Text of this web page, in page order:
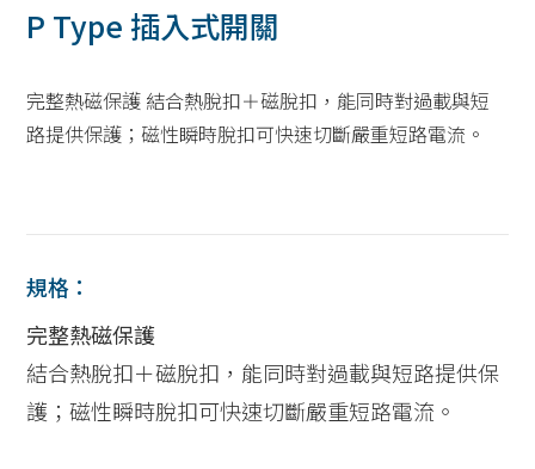
P Type 插入式開關
完整熱磁保護 結合熱脫扣＋磁脫扣，能同時對過載與短
路提供保護；磁性瞬時脫扣可快速切斷嚴重短路電流。
規格：
完整熱磁保護
結合熱脫扣＋磁脫扣，能同時對過載與短路提供保
護；磁性瞬時脫扣可快速切斷嚴重短路電流。